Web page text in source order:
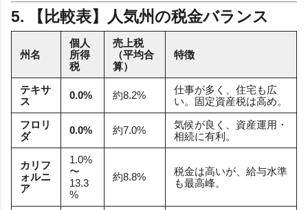
5. 【比較表】人気州の税金バランス
州名
個人
所得
税
売上税
（平均合
算）
特徴
テキサ
ス
0.0% 約8.2%
仕事が多く、住宅も広
い。固定資産税は高め。
フロリ
ダ
0.0% 約7.0%
気候が良く、資産運用・
相続に有利。
カリフ
ォルニ
ア
1.0%
〜
13.3
%
約8.8%
税金は高いが、給与水準
も最高峰。